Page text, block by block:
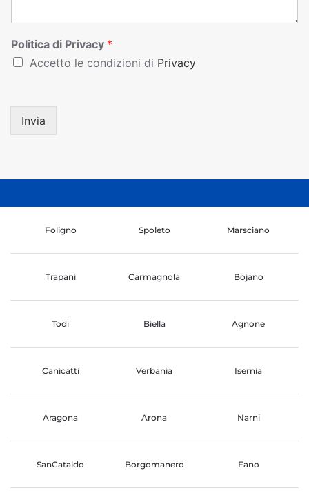
Politica di Privacy *
Accetto le condizioni di Privacy
Invia
Foligno Spoleto Marsciano
Trapani Carmagnola Bojano
Todi Biella Agnone
Canicatti Verbania Isernia
Aragona Arona Narni
SanCataldo Borgomanero Fano